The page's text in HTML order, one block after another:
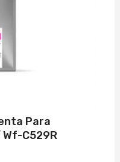
Para
C529R